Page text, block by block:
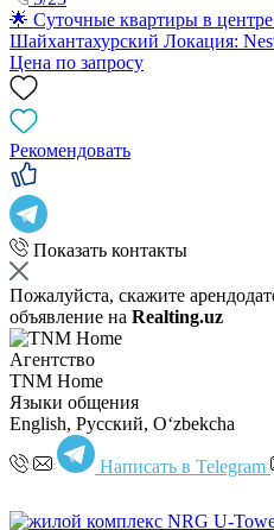
🌟 Суточные квартиры в
Шайхантахурский Локация:
Цена по запросу
Рекомендовать
Показать контакты
Пожалуйста, скажите
объявление на Realting.uz
Агентство
TNM Home
Языки общения
English, Русский, Oʻzbekcha
Написать в Telegram